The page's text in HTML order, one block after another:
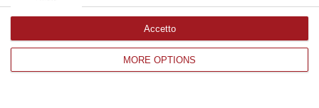
MORE OPTIONS
Accetto
Corriere delle Calabria è una testata giornalistica di News&Com S.r.l